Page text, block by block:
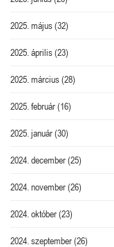
2025. május(32)
2025. április(23)
2025. március(28)
2025. február(16)
2025. január(30)
2024. december(25)
2024. november(26)
2024. október(23)
2024. szeptember(26)